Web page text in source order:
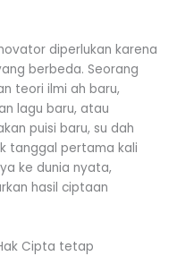
diperlukan karena
berbeda. Seorang
teori ilmi ah baru,
lagu baru, atau
puisi baru, su dah
tanggal pertama kali
ke dunia nyata,
hasil ciptaan
Cipta tetap